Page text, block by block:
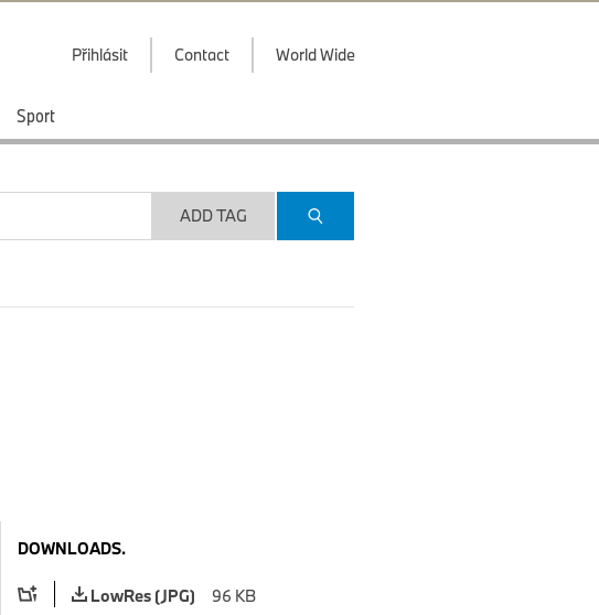
Přihlásit Contact World Wide
Sport
ADD TAG
DOWNLOADS.
LowRes (JPG)
96 KB